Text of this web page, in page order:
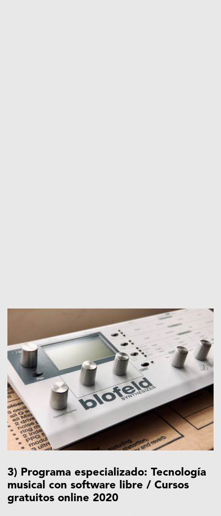
3) Programa especializado: Tecnología
musical con software libre / Cursos
gratuitos online 2020